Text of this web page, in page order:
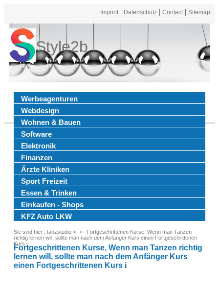
Imprint Datenschutz Contact Sitemap
Style2b
Werbeagenturen
Webdesign
Wohnen & Bauen
Software
Elektronik
Finanzen
Ärzte Kliniken
Sport Freizeit
Essen & Trinken
Einkaufen - Shops
KFZ Auto LKW
Sie sind hier : tanzstudio >
Fortgeschrittenen Kurse, Wenn man Tanzen
richtig lernen will, sollte man nach dem Anfänger Kurs einen Fortgeschrittenen
Kurs i
Fortgeschrittenen Kurse, Wenn man Tanzen richtig
lernen will, sollte man nach dem Anfänger Kurs
einen Fortgeschrittenen Kurs i